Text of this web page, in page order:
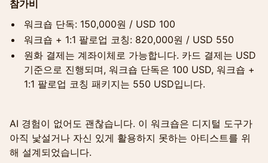
참가비
워크숍 단독: 150,000원 / USD 100
워크숍 + 1:1 팔로업 코칭: 820,000원 / USD 550
원화 결제는 계좌이체로 가능합니다. 카드 결제는 USD
기준으로 진행되며, 워크숍 단독은 100 USD, 워크숍 +
1:1 팔로업 코칭 패키지는 550 USD입니다.
AI 경험이 없어도 괜찮습니다. 이 워크숍은 디지털 도구가
아직 낯설거나 자신 있게 활용하지 못하는 아티스트를 위
해 설계되었습니다.